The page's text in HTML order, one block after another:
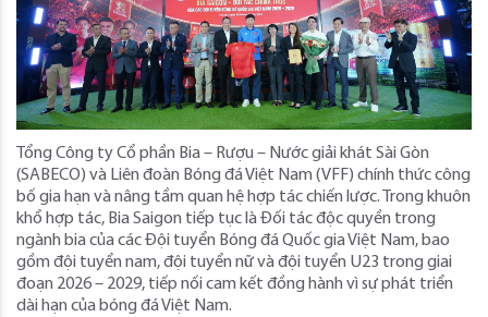
Tổng Công ty Cổ phần Bia – Rượu – Nước giải khát Sài Gòn
(SABECO) và Liên đoàn Bóng đá Việt Nam (VFF) chính thức công
bố gia hạn và nâng tầm quan hệ hợp tác chiến lược. Trong khuôn
khổ hợp tác, Bia Saigon tiếp tục là Đối tác độc quyền trong
ngành bia của các Đội tuyển Bóng đá Quốc gia Việt Nam, bao
gồm đội tuyển nam, đội tuyển nữ và đội tuyển U23 trong giai
đoạn 2026 – 2029, tiếp nối cam kết đồng hành vì sự phát triển
dài hạn của bóng đá Việt Nam.